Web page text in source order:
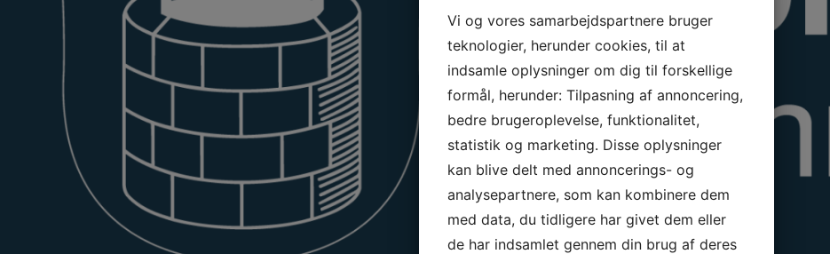
Vi og vores samarbejdspartnere bruger
teknologier, herunder cookies, til at
indsamle oplysninger om dig til forskellige
formål, herunder: Tilpasning af annoncering,
bedre brugeroplevelse, funktionalitet,
statistik og marketing. Disse oplysninger
kan blive delt med annoncerings- og
analysepartnere, som kan kombinere dem
med data, du tidligere har givet dem eller
de har indsamlet gennem din brug af deres